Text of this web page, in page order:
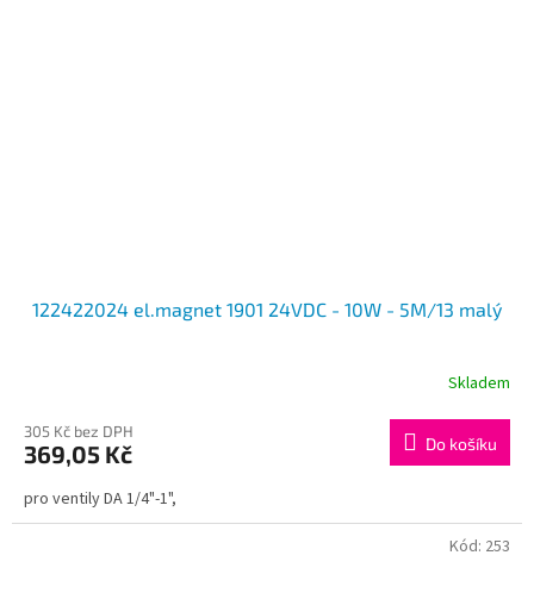
122422024 el.magnet 1901 24VDC - 10W - 5M/13 malý
Skladem
305 Kč bez DPH
369,05 Kč Do košíku
pro ventily DA 1/4"-1",
Kód: 253